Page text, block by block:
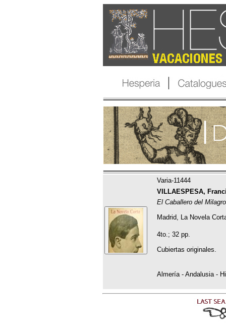
Varia-11444
VILLAESPESA,
El Caballero del
Madrid, La Novela
4to.; 32 pp.
Cubiertas originales.
Almería - Andalusia -